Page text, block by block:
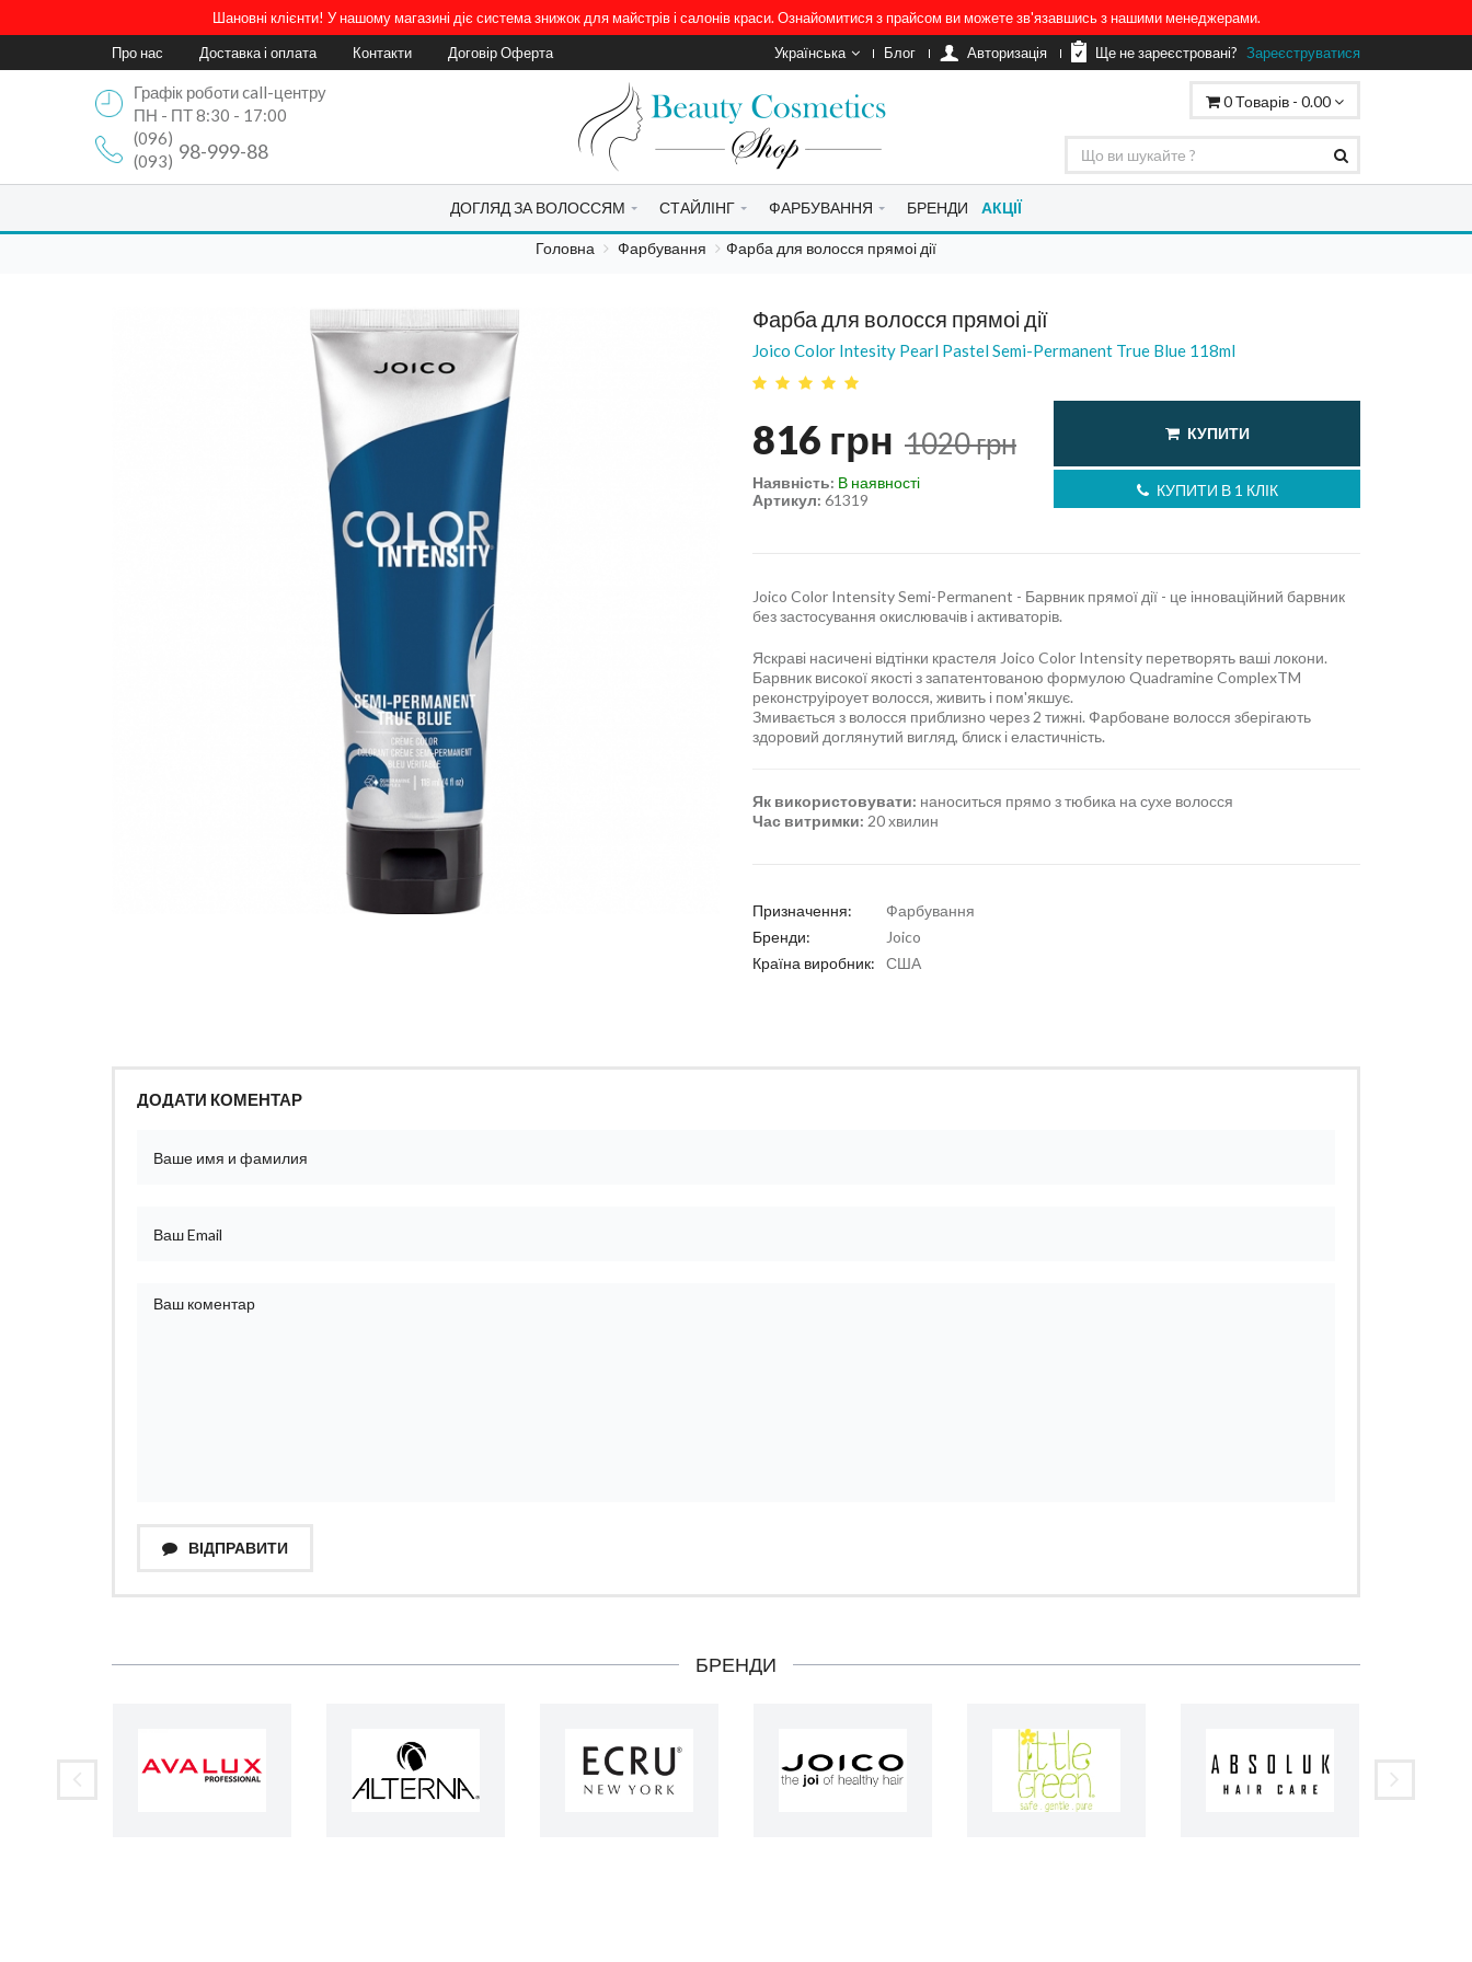
Шановні клієнти! У нашому магазині діє система знижок для майстрів і салонів краси. Ознайомитися з прайсом ви можете зв'язавшись з нашими менеджерами.
Про нас
Доставка і оплата Контакти Договір Оферта Українська Блог Aвторизація Ще не зареєстровані? Зареєструватися
Графік роботи call-центру
ПН - ПТ 8:30 - 17:00
(096)
98-999-88
(093)
0Товарів - 0.00
ДОГЛЯД ЗА ВОЛОССЯМ СТАЙЛІНГ ФАРБУВАННЯ БРЕНДИ АКЦІЇ
Головна Фарбування Фарба для волосся прямоі дії
Фарба для волосся прямоі дії
Joico Color Intesity Pearl Pastel Semi-Permanent True Blue 118ml
816 грн 1020грн КУПИТИ
КУПИТИ В 1 КЛІК
Артикул: 61319
Наявність: В наявності
Joico Color Intensity Semi-Permanent - Барвник прямої дії - це інноваційний барвник
без застосування окислювачів і активаторів.
Яскраві насичені відтінки крастеля Joico Color Intensity перетворять ваші локони.
Барвник високої якості з запатентованою формулою Quadramine ComplexTM
реконструіроует волосся, живить і пом'якшує.
Змивається з волосся приблизно через 2 тижні. Фарбоване волосся зберігають
здоровий доглянутий вигляд, блиск і еластичність.
Як використовувати: наноситься прямо з тюбика на сухе волосся
Час витримки: 20 хвилин
Призначення:
Фарбування
Бренди:
Joico
Країна виробник:
США
ДОДАТИ КОМЕНТАР
ВІДПРАВИТИ
БРЕНДИ